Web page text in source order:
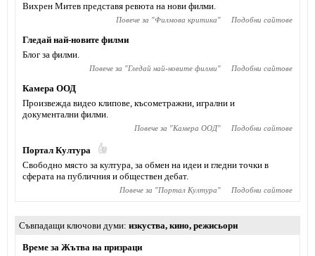
Вихрен Митев представя ревюта на нови филми.
Повече за "Филмова критика" Подобни сайтове
Гледай най-новите филми
Блог за филми.
Повече за "Гледай най-новите филми" Подобни сайтове
Камера ООД
Произвежда видео клипове, късометражни, игрални и
документални филми.
Повече за "Камера ООД" Подобни сайтове
Портал Култура
Свободно място за култура, за обмен на идеи и гледни точки в
сферата на публичния и обществен дебат.
Повече за "Портал Култура" Подобни сайтове
Съвпадащи ключови думи изкуства, кино, режисьори
Време за Жътва на призраци